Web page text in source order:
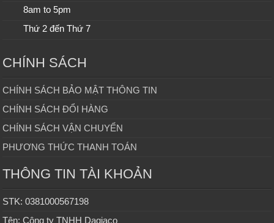
8am to 5pm
Thứ 2 đến Thứ 7
CHÍNH SÁCH
CHÍNH SÁCH BẢO MẬT THÔNG TIN
CHÍNH SÁCH ĐỔI HÀNG
CHÍNH SÁCH VẬN CHUYỂN
PHƯƠNG THỨC THANH TOÁN
THÔNG TIN TÀI KHOẢN
STK: 0381000567198
Tên: Công ty TNHH Dagiaco